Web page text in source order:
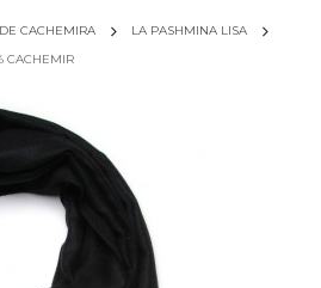
CACHEMIRA
LA PASHMINA LISA
CACHEMIR